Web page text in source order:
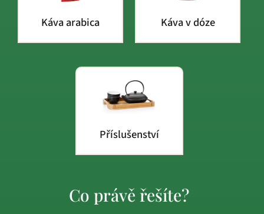
Káva arabica Káva v dóze
Příslušenství
Co právě řešíte?